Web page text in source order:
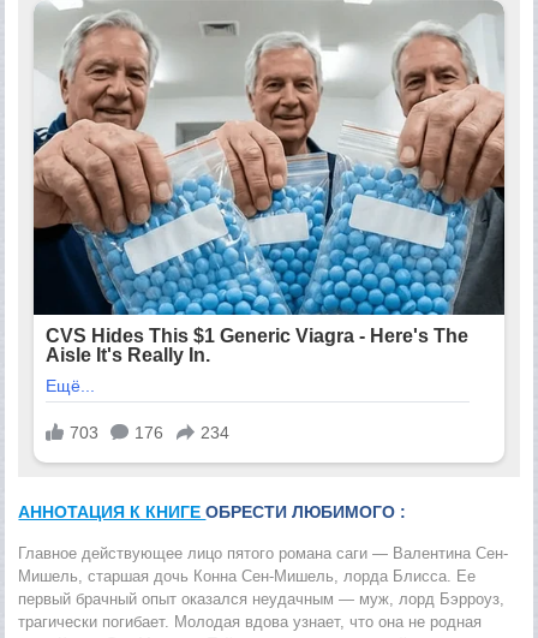
АННОТАЦИЯ К КНИГЕОБРЕСТИ ЛЮБИМОГО :
Главное действующее лицо пятого романа саги — Валентина Сен-
Мишель, старшая дочь Конна Сен-Мишель, лорда Блисса. Ее
первый брачный опыт оказался неудачным — муж, лорд Бэрроуз,
трагически погибает. Молодая вдова узнает, что она не родная